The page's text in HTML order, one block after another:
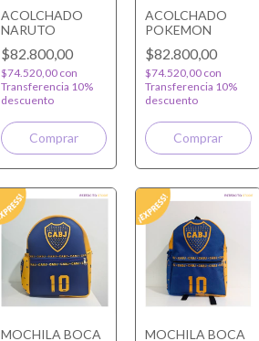
ACOLCHADO
NARUTO
$82.800,00
$74.520,00 con
Transferencia 10%
descuento
ACOLCHADO
POKEMON
$82.800,00
$74.520,00 con
Transferencia 10%
descuento
MOCHILA BOCA
MOCHILA BOCA